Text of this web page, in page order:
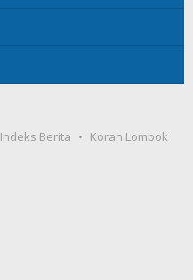
Indeks Berita Koran Lombok